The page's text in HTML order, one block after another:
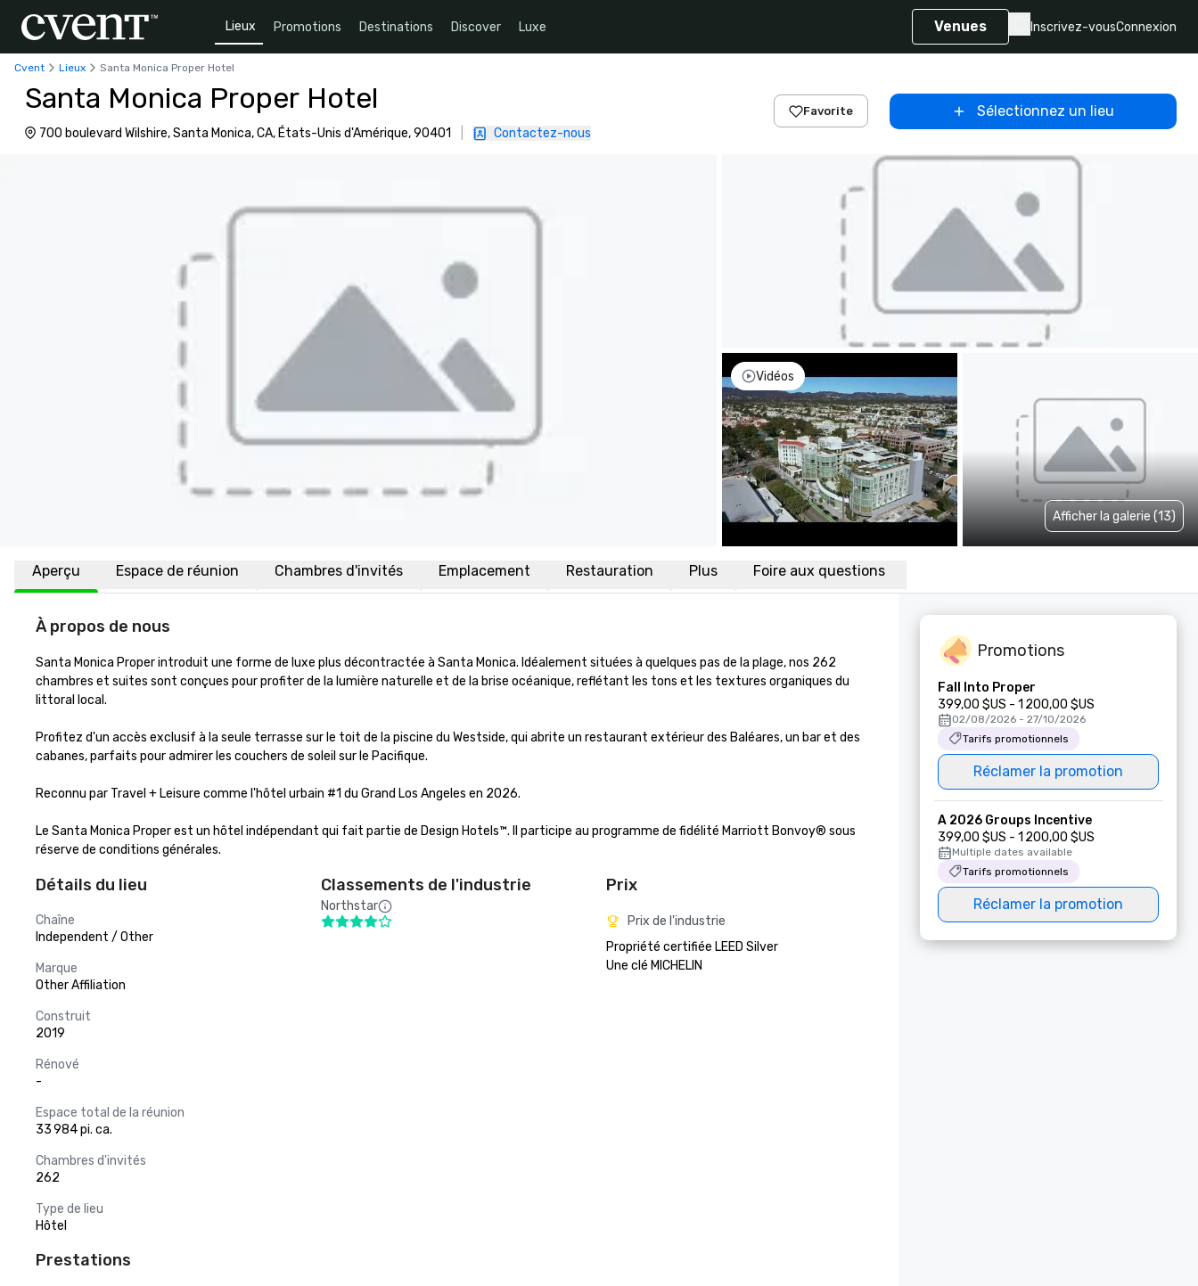
Lieux Promotions Destinations Discover Luxe Venues Inscrivez-vousConnexion
Cvent Lieux Santa Monica Proper Hotel
Santa Monica Proper Hotel
700 boulevard Wilshire, Santa Monica, CA, États-Unis d'Amérique, 90401 Contactez-nous
Favorite Sélectionnez un lieu
Vidéos
Afficher la galerie (13)
Aperçu Espace de réunion Chambres d'invités Emplacement Restauration Plus Foire aux questions
À propos de nous
Santa Monica Proper introduit une forme de luxe plus décontractée à Santa Monica. Idéalement situées à quelques pas de la plage, nos 262
chambres et suites sont conçues pour profiter de la lumière naturelle et de la brise océanique, reflétant les tons et les textures organiques du
littoral local.
Profitez d'un accès exclusif à la seule terrasse sur le toit de la piscine du Westside, qui abrite un restaurant extérieur des Baléares, un bar et des
cabanes, parfaits pour admirer les couchers de soleil sur le Pacifique.
Reconnu par Travel + Leisure comme l'hôtel urbain #1 du Grand Los Angeles en 2026.
Le Santa Monica Proper est un hôtel indépendant qui fait partie de Design Hotels™. Il participe au programme de fidélité Marriott Bonvoy® sous
réserve de conditions générales.
Détails du lieu
Chaîne
Independent / Other
Marque
Other Affiliation
Construit
2019
Rénové
-
Espace total de la réunion
33 984 pi. ca.
Chambres d'invités
262
Type de lieu
Hôtel
Classements de l'industrie
Northstar
Prix
Prix de l'industrie
Propriété certifiée LEED Silver
Prestations
Promotions
Fall Into Proper
399,00 $US - 1 200,00 $US
02/08/2026 - 27/10/2026
Tarifs promotionnels
Réclamer la promotion
A 2026 Groups Incentive
399,00 $US - 1 200,00 $US
Multiple dates available
Tarifs promotionnels
Réclamer la promotion